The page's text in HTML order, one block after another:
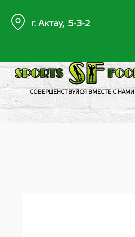
СОВЕРШЕНСТВУЙСЯ ВМЕСТЕ С НАМИ
г. Актау, 5-3-2